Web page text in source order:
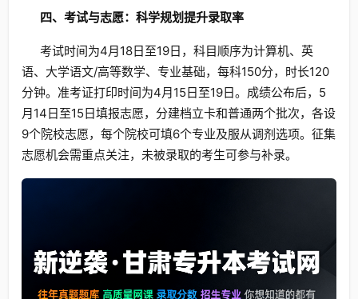
四、考试与志愿：科学规划提升录取率
考试时间为4月18日至19日，科目顺序为计算机、英
语、大学语文/高等数学、专业基础，每科150分，时长120
分钟。准考证打印时间为4月15日至19日。成绩公布后，5
月14日至15日填报志愿，分建档立卡和普通两个批次，各设
9个院校志愿，每个院校可填6个专业及服从调剂选项。征集
志愿机会需重点关注，未被录取的考生可参与补录。